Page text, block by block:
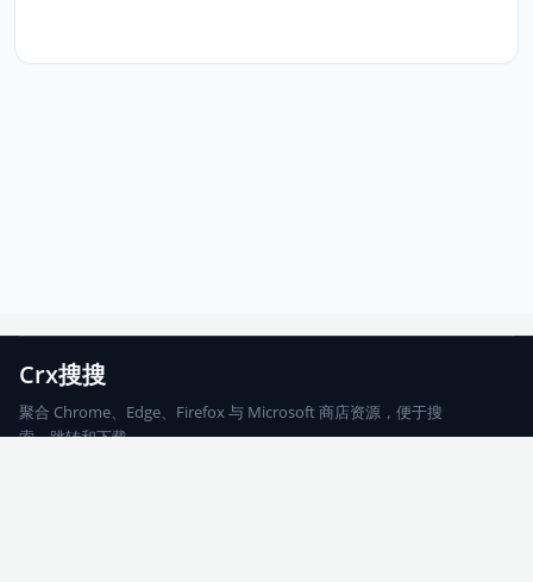
Crx搜搜
聚合 Chrome、Edge、Firefox 与 Microsoft 商店资源，便于搜
索、跳转和下载。